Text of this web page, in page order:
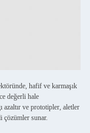
hafif ve karmaşık
değerli hale
azaltır ve prototipler, aletler
çözümler sunar.